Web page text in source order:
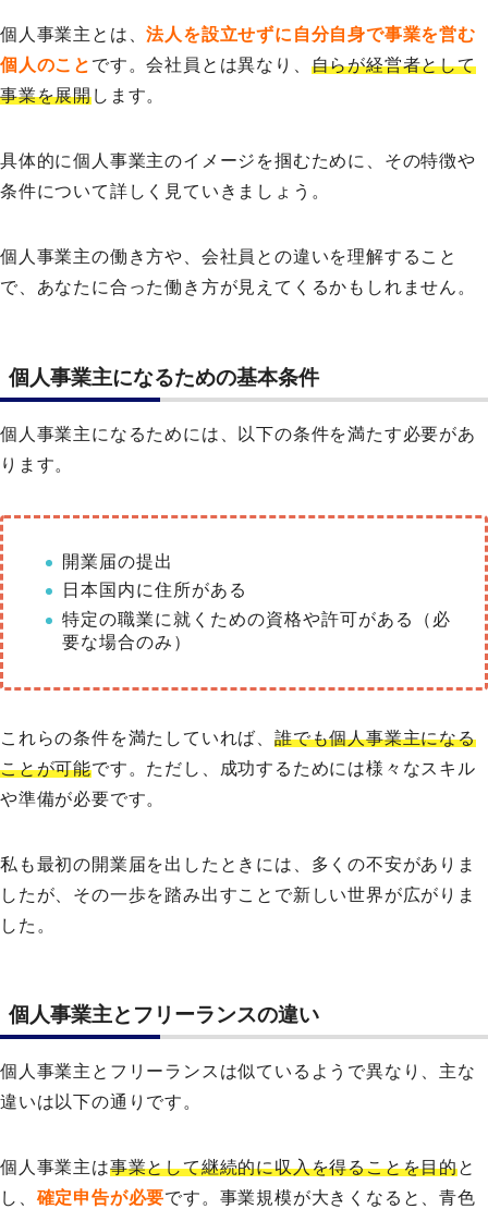
個人事業主とは、法人を設立せずに自分自身で事業を営む
個人のこと です。会社員とは異なり、 自らが経営者として
事業を展開します。
具体的に個人事業主のイメージを掴むために、その特徴や
条件について詳しく見ていきましょう。
個人事業主の働き方や、会社員との違いを理解すること
で、あなたに合った働き方が見えてくるかもしれません。
個人事業主になるための基本条件
個人事業主になるためには、以下の条件を満たす必要があ
ります。
開業届の提出
日本国内に住所がある
特定の職業に就くための資格や許可がある（必
要な場合のみ）
これらの条件を満たしていれば、 誰でも個人事業主になる
ことが可能です。ただし、成功するためには様々なスキル
や準備が必要です。
私も最初の開業届を出したときには、多くの不安がありま
したが、その一歩を踏み出すことで新しい世界が広がりま
した。
個人事業主とフリーランスの違い
個人事業主とフリーランスは似ているようで異なり、主な
違いは以下の通りです。
個人事業主は事業として継続的に収入を得ることを目的と
し、 確定申告が必要です。事業規模が大きくなると、青色